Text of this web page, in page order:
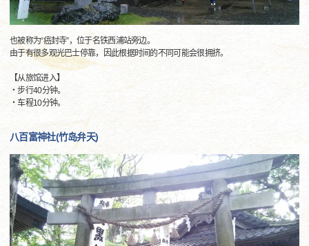
也被称为“癌封寺”，位于名铁西浦站旁边。
由于有很多观光巴士停靠，因此根据时间的不同可能会很拥挤。
【从旅馆进入】
・步行40分钟。
・车程10分钟。
八百富神社(竹岛弁天)